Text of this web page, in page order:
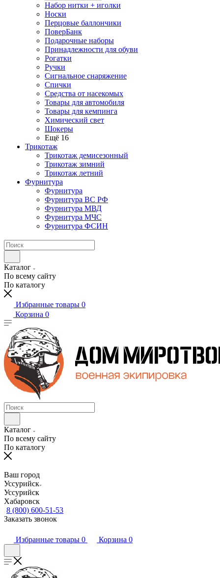
Набор нитки + иголки
Носки
Перцовые баллончики
ПоверБанк
Подарочные наборы
Принадлежности для обуви
Рогатки
Ручки
Сигнальное снаряжение
Спички
Средства от насекомых
Товары для автомобиля
Товары для кемпинга
Химический свет
Шокеры
Ещё 16
Трикотаж
Трикотаж демисезонный
Трикотаж зимний
Трикотаж летний
Фурнитура
Фурнитура
Фурнитура ВС РФ
Фурнитура МВД
Фурнитура МЧС
Фурнитура ФСИН
Каталог
По всему сайту
По каталогу
Избранные товары 0
Корзина 0
Каталог
По всему сайту
По каталогу
Ваш город
Уссурийск
Уссурийск
Хабаровск
8 (800) 600-51-53
Заказать звонок
Избранные товары 0 Корзина 0